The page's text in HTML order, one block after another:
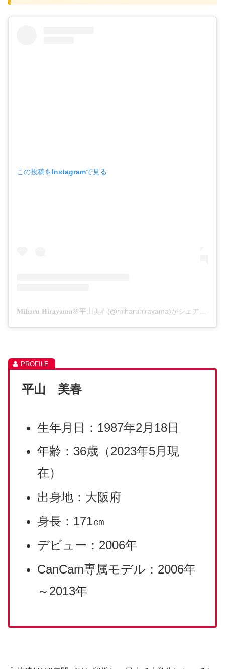
この投稿をInstagramで見る
平山 美春
生年月日：1987年2月18日
年齢：36歳（2023年5月現
在）
出身地：大阪府
身長：171㎝
デビュー：2006年
CanCam専属モデル：2006年
～2013年